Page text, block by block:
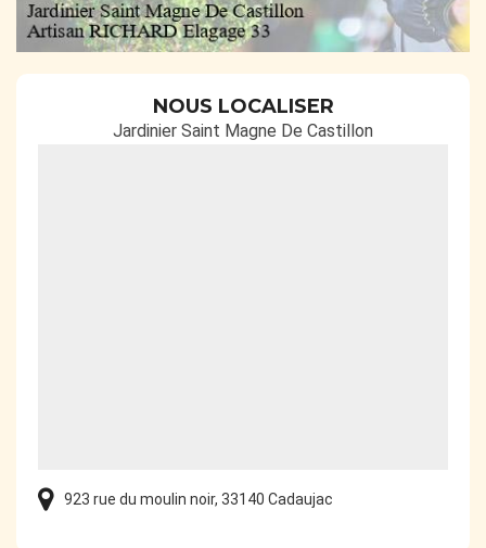
NOUS LOCALISER
Jardinier Saint Magne De Castillon
923 rue du moulin noir, 33140 Cadaujac